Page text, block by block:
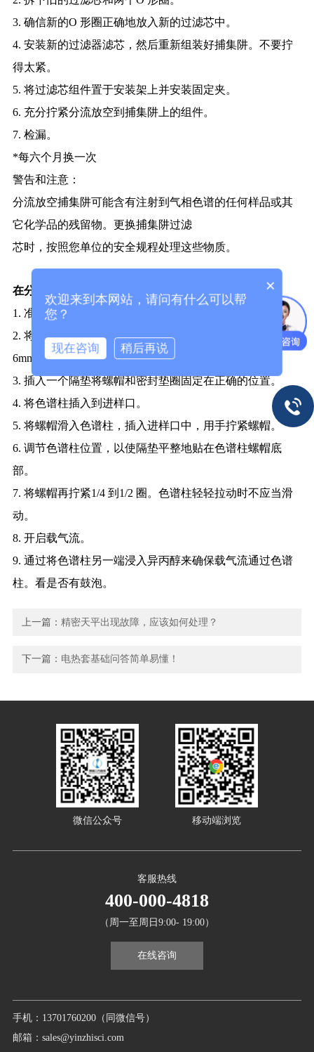
3. 确信新的O 形圈正确地放入新的过滤芯中。
4. 安装新的过滤器滤芯，然后重新组装好捕集阱。不要拧
得太紧。
5. 将过滤芯组件置于安装架上并安装固定夹。
6. 充分拧紧分流放空到捕集阱上的组件。
7. 检漏。
*每六个月换一次
警告和注意：
分流放空捕集阱可能含有注射到气相色谱的任何样品或其
它化学品的残留物。更换捕集阱过滤
芯时，按照您单位的安全规程处理这些物质。
在分流/不分流进样口安装毛细管柱
1. 准备安装色谱柱。
2. 将色谱柱插入密封垫圈，并使色谱柱伸出密封垫圈4到
6mm。
3. 插入一个隔垫将螺帽和密封垫圈固定在正确的位置。
4. 将色谱柱插入到进样口。
5. 将螺帽滑入色谱柱，插入进样口中，用手拧紧螺帽。
6. 调节色谱柱位置，以使隔垫平整地贴在色谱柱螺帽底
部。
7. 将螺帽再拧紧1/4 到1/2 圈。色谱柱轻轻拉动时不应当滑
动。
8. 开启载气流。
9. 通过将色谱柱另一端浸入异丙醇来确保载气流通过色谱
柱。看是否有鼓泡。
上一篇：精密天平出现故障，应该如何处理？
下一篇： 电热套基础问答简单易懂！
手机：13701760200（同微信号）
邮箱：sales@yinzhisci.com
客服热线
400-000-4818
（周一至周日9:00- 19:00）
在线咨询
微信公众号 移动端浏览
×
欢迎来到本网站，请问有什么可以帮
您？
现在咨询 稍后再说